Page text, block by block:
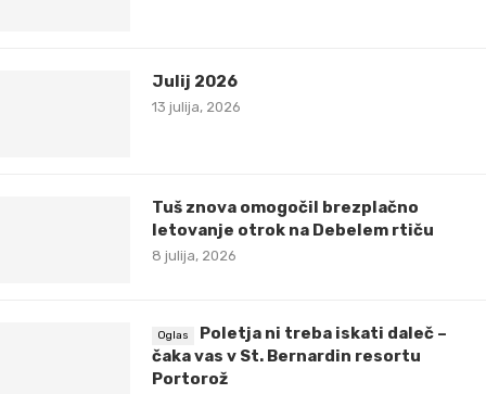
Julij 2026
13 julija, 2026
Tuš znova omogočil brezplačno
letovanje otrok na Debelem rtiču
8 julija, 2026
Poletja ni treba iskati daleč –
čaka vas v St. Bernardin resortu
Portorož